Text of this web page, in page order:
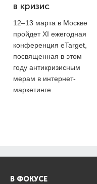
в кризис
12–13 марта в Москве
пройдет XI ежегодная
конференция eTarget,
посвященная в этом
году антикризисным
мерам в интернет-
маркетинге.
В ФОКУСЕ